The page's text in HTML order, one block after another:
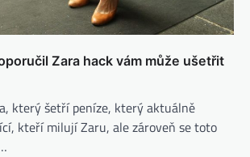
Zara hack vám může ušetřit
který šetří peníze, který aktuálně
kteří milují Zaru, ale zároveň se toto